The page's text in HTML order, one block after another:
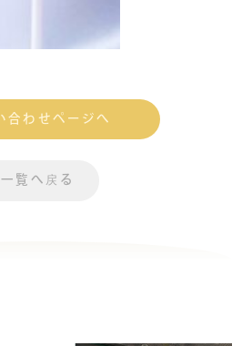
合わせページへ
一覧へ戻る